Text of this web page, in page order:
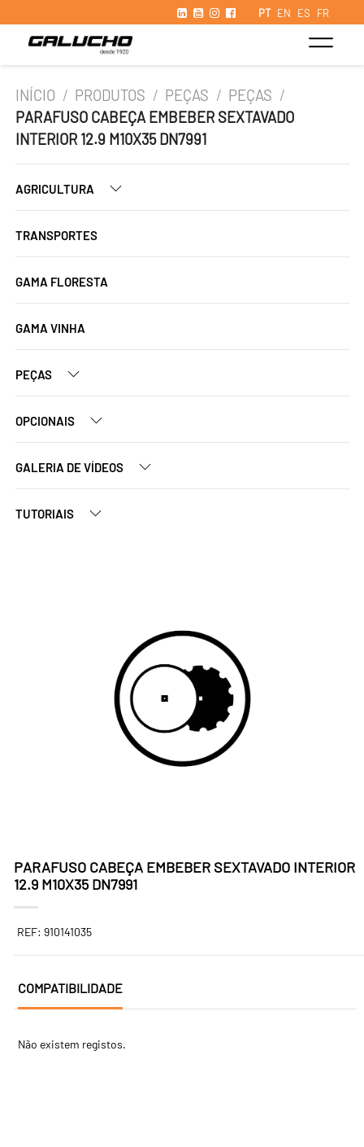
PT EN ES FR
INÍCIO / PRODUTOS / PEÇAS / PEÇAS /
PARAFUSO CABEÇA EMBEBER SEXTAVADO
INTERIOR 12.9 M10X35 DN7991
AGRICULTURA
TRANSPORTES
GAMA FLORESTA
GAMA VINHA
PEÇAS
OPCIONAIS
GALERIA DE VÍDEOS
TUTORIAIS
PARAFUSO CABEÇA EMBEBER SEXTAVADO INTERIOR
12.9 M10X35 DN7991
REF: 910141035
COMPATIBILIDADE
Não existem registos.